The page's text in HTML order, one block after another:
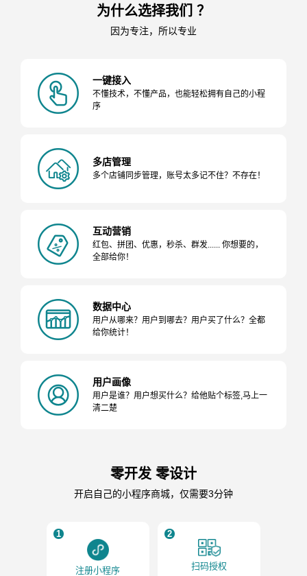
为什么选择我们 ？
因为专注，所以专业
一键接入
不懂技术，不懂产品，也能轻松拥有自己的小程
序
多店管理
多个店铺同步管理，账号太多记不住？不存在！
互动营销
红包、拼团、优惠，秒杀、群发...... 你想要的，
全部给你！
数据中心
用户从哪来？用户到哪去？用户买了什么？全都
给你统计！
用户画像
用户是谁？用户想买什么？给他贴个标签,马上一
清二楚
零开发 零设计
开启自己的小程序商城，仅需要3分钟
1
注册小程序
2
扫码授权